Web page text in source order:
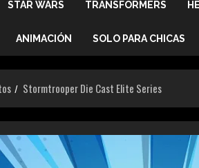
STAR WARS TRANSFORMERS
ANIMACIÓN SOLO PARA CHICAS
Stormtrooper Die Cast Elite Series